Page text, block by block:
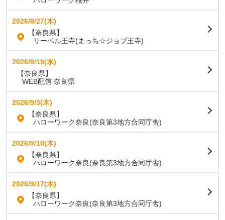
2026/8/27(木)
【奈良県】
リーベル王寺(まっち☆ジョブ王寺)
2026/8/19(水)
【奈良県】
WEB配信 奈良県
2026/9/3(木)
【奈良県】
ハローワーク奈良(奈良第3地方合同庁舎)
2026/9/10(木)
【奈良県】
ハローワーク奈良(奈良第3地方合同庁舎)
2026/9/17(木)
【奈良県】
ハローワーク奈良(奈良第3地方合同庁舎)